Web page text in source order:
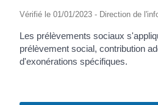
Vérifié le 01/01/2023 - Direction de
Les prélèvements sociaux
prélèvement social, contribution
d'exonérations spécifiques.